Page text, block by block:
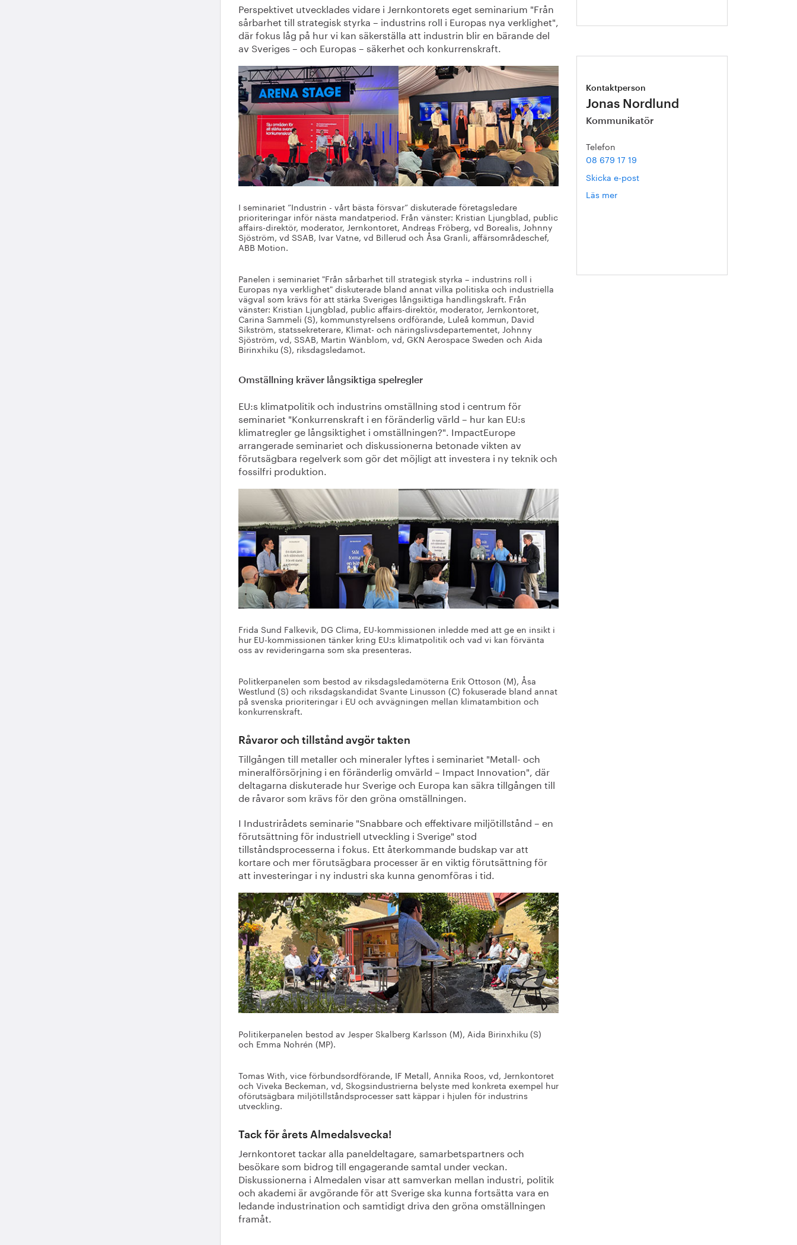
Perspektivet utvecklades vidare i Jernkontorets eget seminarium "Från
sårbarhet till strategisk styrka – industrins roll i Europas nya verklighet",
där fokus låg på hur vi kan säkerställa att industrin blir en bärande del
av Sveriges – och Europas – säkerhet och konkurrenskraft.
I seminariet ”Industrin - vårt bästa försvar” diskuterade företagsledare
prioriteringar inför nästa mandatperiod. Från vänster: Kristian Ljungblad, public
affairs-direktör, moderator, Jernkontoret, Andreas Fröberg, vd Borealis, Johnny
Sjöström, vd SSAB, Ivar Vatne, vd Billerud och Åsa Granli, affärsområdeschef,
ABB Motion.
Panelen i seminariet "Från sårbarhet till strategisk styrka – industrins roll i
Europas nya verklighet" diskuterade bland annat vilka politiska och industriella
vägval som krävs för att stärka Sveriges långsiktiga handlingskraft. Från
vänster: Kristian Ljungblad, public affairs-direktör, moderator, Jernkontoret,
Carina Sammeli (S), kommunstyrelsens ordförande, Luleå kommun, David
Sikström, statssekreterare, Klimat- och näringslivsdepartementet, Johnny
Sjöström, vd, SSAB, Martin Wänblom, vd, GKN Aerospace Sweden och Aida
Birinxhiku (S), riksdagsledamot.
Omställning kräver långsiktiga spelregler
EU:s klimatpolitik och industrins omställning stod i centrum för
seminariet "Konkurrenskraft i en föränderlig värld – hur kan EU:s
klimatregler ge långsiktighet i omställningen?". ImpactEurope
arrangerade seminariet och diskussionerna betonade vikten av
förutsägbara regelverk som gör det möjligt att investera i ny teknik och
fossilfri produktion.
Frida Sund Falkevik, DG Clima, EU-kommissionen inledde med att ge en insikt i
hur EU-kommissionen tänker kring EU:s klimatpolitik och vad vi kan förvänta
oss av revideringarna som ska presenteras.
Politkerpanelen som bestod av riksdagsledamöterna Erik Ottoson (M), Åsa
Westlund (S) och riksdagskandidat Svante Linusson (C) fokuserade bland annat
på svenska prioriteringar i EU och avvägningen mellan klimatambition och
konkurrenskraft.
Råvaror och tillstånd avgör takten
Tillgången till metaller och mineraler lyftes i seminariet "Metall- och
mineralförsörjning i en föränderlig omvärld – Impact Innovation", där
deltagarna diskuterade hur Sverige och Europa kan säkra tillgången till
de råvaror som krävs för den gröna omställningen.
I Industrirådets seminarie "Snabbare och effektivare miljötillstånd – en
förutsättning för industriell utveckling i Sverige" stod
tillståndsprocesserna i fokus. Ett återkommande budskap var att
kortare och mer förutsägbara processer är en viktig förutsättning för
att investeringar i ny industri ska kunna genomföras i tid.
Politikerpanelen bestod av Jesper Skalberg Karlsson (M), Aida Birinxhiku (S)
och Emma Nohrén (MP).
Tomas With, vice förbundsordförande, IF Metall, Annika Roos, vd, Jernkontoret
och Viveka Beckeman, vd, Skogsindustrierna belyste med konkreta exempel hur
oförutsägbara miljötillståndsprocesser satt käppar i hjulen för industrins
utveckling.
Tack för årets Almedalsvecka!
Jernkontoret tackar alla paneldeltagare, samarbetspartners och
besökare som bidrog till engagerande samtal under veckan.
Diskussionerna i Almedalen visar att samverkan mellan industri, politik
och akademi är avgörande för att Sverige ska kunna fortsätta vara en
ledande industrination och samtidigt driva den gröna omställningen
framåt.
Kontaktperson
Jonas Nordlund
Kommunikatör
Telefon
08 679 17 19
Skicka e-post
Läs mer